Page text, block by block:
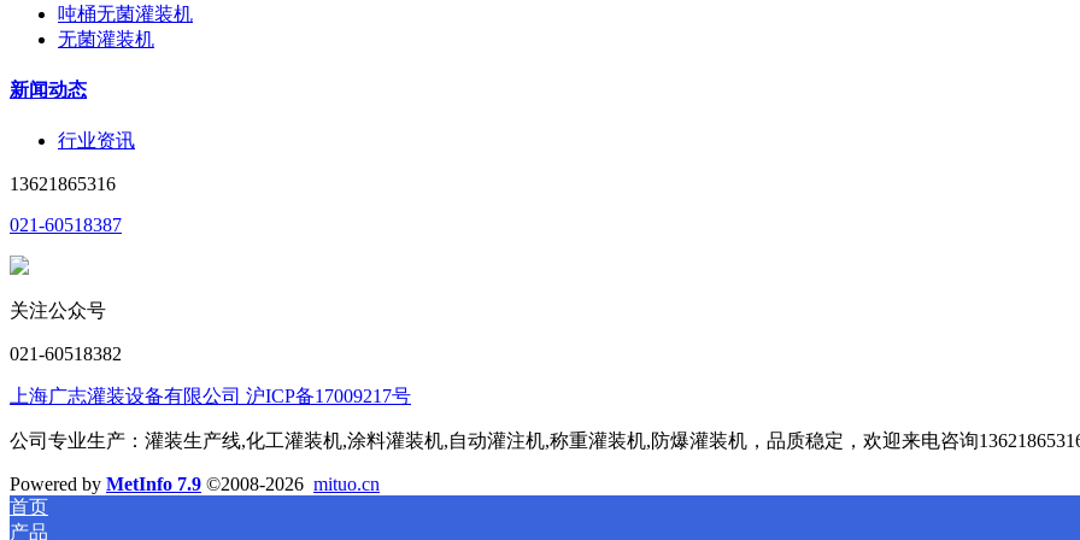
吨桶无菌灌装机
无菌灌装机
新闻动态
行业资讯
13621865316
021-60518387
关注公众号
021-60518382
上海广志灌装设备有限公司 沪ICP备17009217号
公司专业生产：灌装生产线,化工灌装机,涂料灌装机,自动灌注机,称重灌装机,防爆灌装机，品质稳定，欢迎来电咨询
Powered by MetInfo 7.9 ©2008-2026 mituo.cn
首页
产品